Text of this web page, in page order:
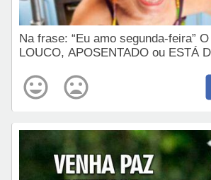
Na frase: “Eu amo segunda-feira”
LOUCO, APOSENTADO ou ESTÁ